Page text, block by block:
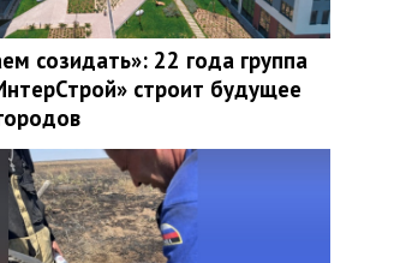
созидать»: 22 года группа
строит будущее